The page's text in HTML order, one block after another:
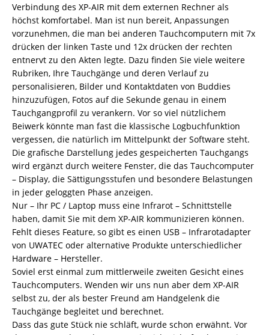
Verbindung des XP-AIR mit dem externen Rechner als
höchst komfortabel. Man ist nun bereit, Anpassungen
vorzunehmen, die man bei anderen Tauchcomputern mit 7x
drücken der linken Taste und 12x drücken der rechten
entnervt zu den Akten legte. Dazu finden Sie viele weitere
Rubriken, Ihre Tauchgänge und deren Verlauf zu
personalisieren, Bilder und Kontaktdaten von Buddies
hinzuzufügen, Fotos auf die Sekunde genau in einem
Tauchgangprofil zu verankern. Vor so viel nützlichem
Beiwerk könnte man fast die klassische Logbuchfunktion
vergessen, die natürlich im Mittelpunkt der Software steht.
Die grafische Darstellung jedes gespeicherten Tauchgangs
wird ergänzt durch weitere Fenster, die das Tauchcomputer
– Display, die Sättigungsstufen und besondere Belastungen
in jeder geloggten Phase anzeigen.
Nur – Ihr PC / Laptop muss eine Infrarot – Schnittstelle
haben, damit Sie mit dem XP-AIR kommunizieren können.
Fehlt dieses Feature, so gibt es einen USB – Infrarotadapter
von UWATEC oder alternative Produkte unterschiedlicher
Hardware – Hersteller.
Soviel erst einmal zum mittlerweile zweiten Gesicht eines
Tauchcomputers. Wenden wir uns nun aber dem XP-AIR
selbst zu, der als bester Freund am Handgelenk die
Tauchgänge begleitet und berechnet.
Dass das gute Stück nie schläft, wurde schon erwähnt. Vor